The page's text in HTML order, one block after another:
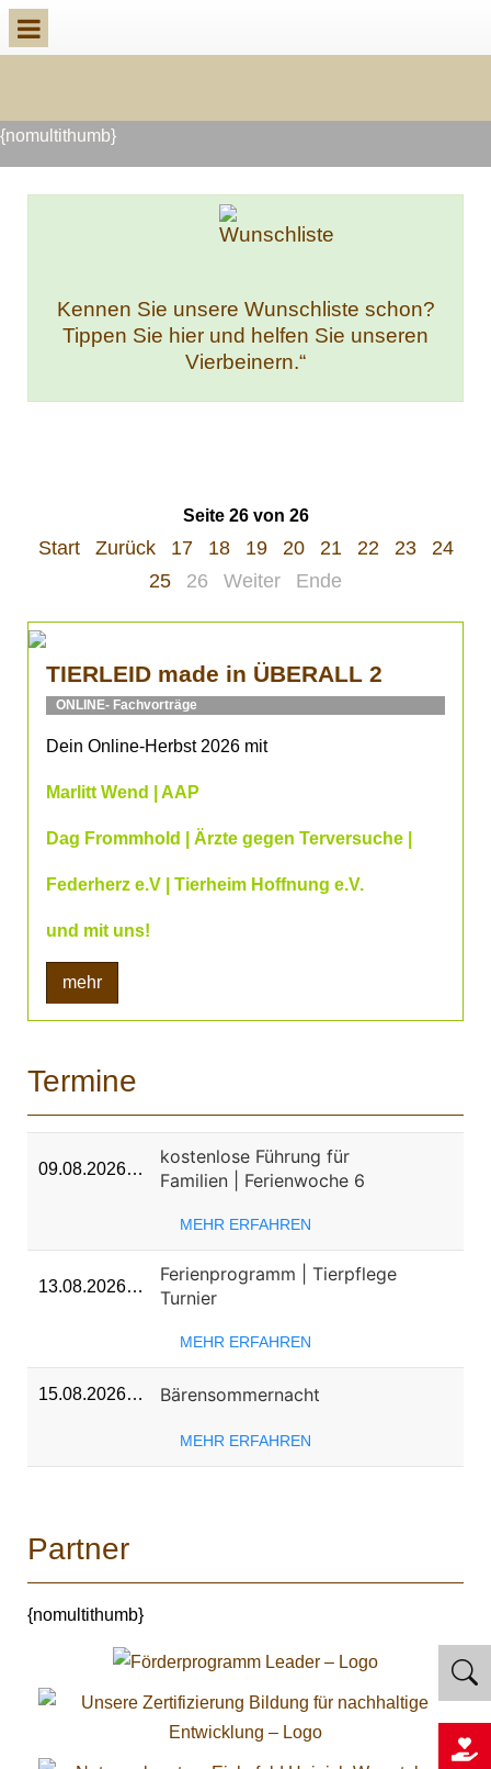
{nomultithumb}
Kennen Sie unsere Wunschliste schon?
Tippen Sie hier und helfen Sie unseren
Vierbeinern.“
Seite 26 von 26
Start Zurück 17 18 19 20 21 22 23
24
25
26 Weiter Ende
TIERLEID made in ÜBERALL 2
ONLINE- Fachvorträge
Dein Online-Herbst 2026 mit
Marlitt Wend | AAP
Dag Frommhold | Ärzte gegen Terversuche |
Federherz e.V | Tierheim Hoffnung e.V.
und mit uns!
mehr
Termine
09.08.2026…
kostenlose Führung für
Familien | Ferienwoche 6
MEHR ERFAHREN
13.08.2026…
Ferienprogramm | Tierpflege
Turnier
MEHR ERFAHREN
15.08.2026… Bärensommernacht
MEHR ERFAHREN
Partner
{nomultithumb}